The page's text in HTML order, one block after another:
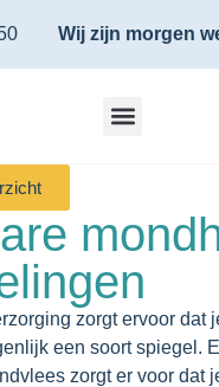
Wij zijn morgen
zorgt ervoor dat
een soort spiegel.
zorgt er voor dat